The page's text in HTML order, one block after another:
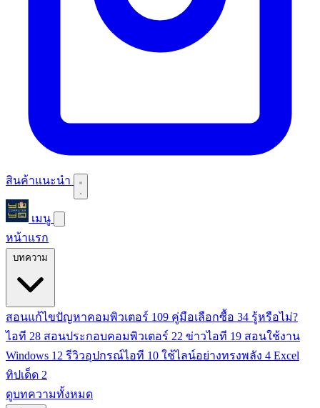
สินค้าแนะนำ
เมนู
หน้าแรก
บทความ
สอนแก้ไขปัญหาคอมพิวเตอร์ 109 คู่มือเลือกซื้อ 34 รู้หรือไม่?
ไอที 28 สอนประกอบคอมพิวเตอร์ 22 ข่าวไอที 19 สอนใช้งาน
Windows 12 รีวิวอุปกรณ์ไอที 10 ใช้ไลน์อย่างทรงพลัง 4 Excel
ทิปเด็ด 2
ดูบทความทั้งหมด